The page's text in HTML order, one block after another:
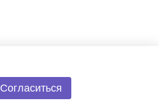
Согласиться